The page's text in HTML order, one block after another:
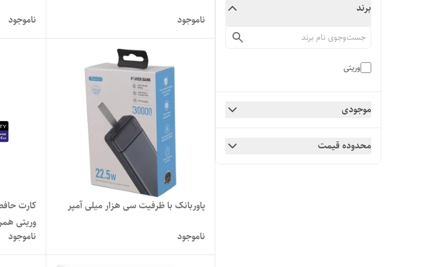
برند
وریتی
موجودی
محدوده قیمت
ناموجود ناموجود
پاوربانک‌ با ظرفیت سی هزار میلی آمپر
ناموجود
وریتی
ناموجود